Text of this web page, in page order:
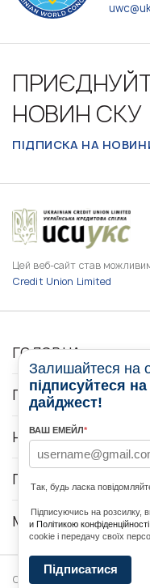
НОВИН СКУ
ПІДПИСКА НА
Цей веб-сайт став
Credit Union Limited
ГОЛОВНА
ПРО НАС
НОВИНИ
ПРОГРАМИ
МЕДІА КОНТАКТИ
Copyright © 2026 Ukrainian
Залишайтеся на
підписуйтеся
дайджест!
ВАШ ЕМЕЙЛ*
Так, будь ласка
Підписуючись на розсилку,
и Політикою конфіденційності
cookie і передачу своїх
Підписатися